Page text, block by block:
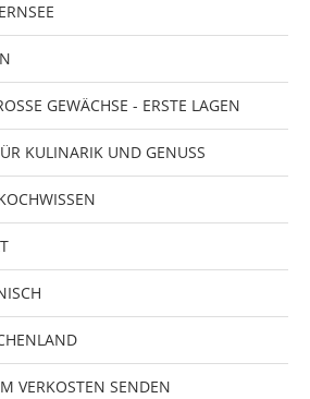
GEWÄCHSE - ERSTE LAGEN
KULINARIK UND GENUSS
VERKOSTEN SENDEN